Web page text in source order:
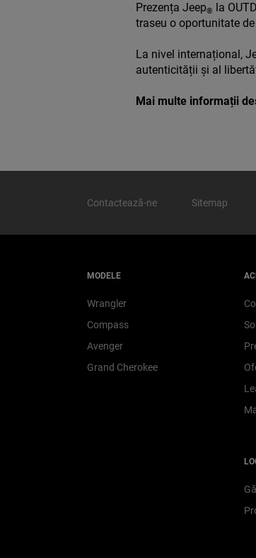
Prezența Jeep® la
traseu o oportunitate
La nivel internațional,
autenticității și al
Mai multe informații
Contactează-ne Sitemap
MODELE
Wrangler
Compass
Avenger
Grand Cherokee